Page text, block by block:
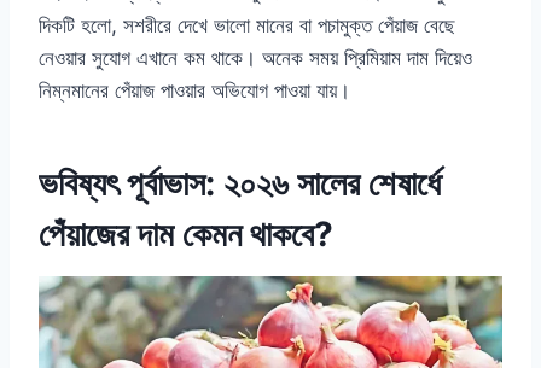
দিকটি হলো, সশরীরে দেখে ভালো মানের বা পচামুক্ত পেঁয়াজ বেছে
নেওয়ার সুযোগ এখানে কম থাকে। অনেক সময় প্রিমিয়াম দাম দিয়েও
নিম্নমানের পেঁয়াজ পাওয়ার অভিযোগ পাওয়া যায়।
ভবিষ্যৎ পূর্বাভাস: ২০২৬ সালের শেষার্ধে
পেঁয়াজের দাম কেমন থাকবে?